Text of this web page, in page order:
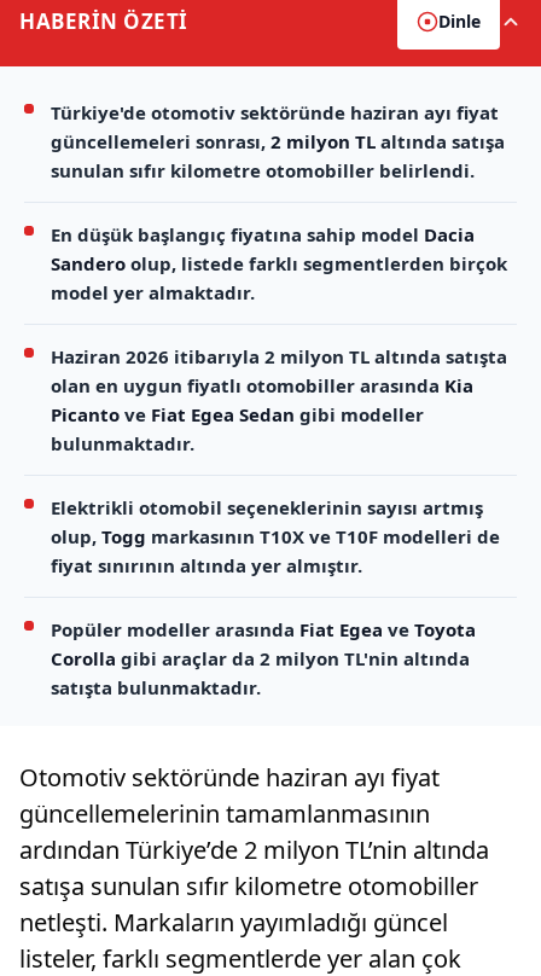
HABERİN ÖZETİ Dinle
Türkiye'de otomotiv sektöründe haziran ayı fiyat
güncellemeleri sonrası, 2 milyon TL altında satışa
sunulan sıfır kilometre otomobiller belirlendi.
En düşük başlangıç fiyatına sahip model Dacia
Sandero olup, listede farklı segmentlerden birçok
model yer almaktadır.
Haziran 2026 itibarıyla 2 milyon TL altında satışta
olan en uygun fiyatlı otomobiller arasında Kia
Picanto ve Fiat Egea Sedan gibi modeller
bulunmaktadır.
Elektrikli otomobil seçeneklerinin sayısı artmış
olup, Togg markasının T10X ve T10F modelleri de
fiyat sınırının altında yer almıştır.
Popüler modeller arasında Fiat Egea ve Toyota
Corolla gibi araçlar da 2 milyon TL'nin altında
satışta bulunmaktadır.
Otomotiv sektöründe haziran ayı fiyat
güncellemelerinin tamamlanmasının
ardından Türkiye’de 2 milyon TL’nin altında
satışa sunulan sıfır kilometre otomobiller
netleşti. Markaların yayımladığı güncel
listeler, farklı segmentlerde yer alan çok